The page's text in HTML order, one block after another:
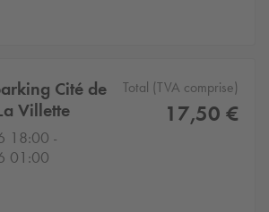
Cité de
Villette
18:00 -
01:00
Total (TVA comprise)
17,50 €